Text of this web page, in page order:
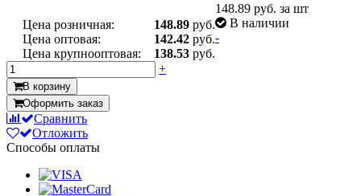
Цена розничная: 148.89 руб.
Цена оптовая:
142.42 руб.
Цена крупнооптовая:
138.53 руб.
148.89 руб. за шт
В наличии
-
+
В корзину
Оформить заказ
Сравнить
Отложить
Способы оплаты